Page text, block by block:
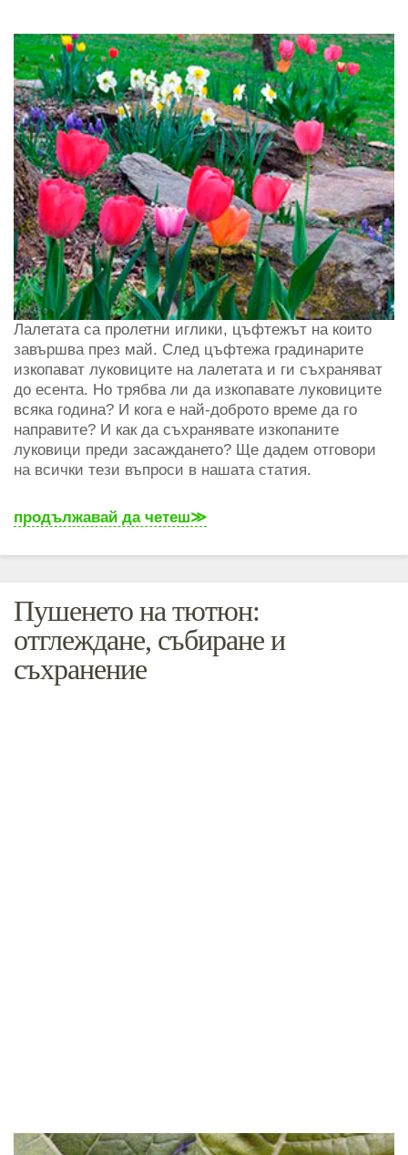
Лалетата са пролетни иглики, цъфтежът на които
завършва през май. След цъфтежа градинарите
изкопават луковиците на лалетата и ги съхраняват
до есента. Но трябва ли да изкопавате луковиците
всяка година? И кога е най-доброто време да го
направите? И как да съхранявате изкопаните
луковици преди засаждането? Ще дадем отговори
на всички тези въпроси в нашата статия.
продължавай да четеш
Пушенето на тютюн:
отглеждане, събиране и
съхранение